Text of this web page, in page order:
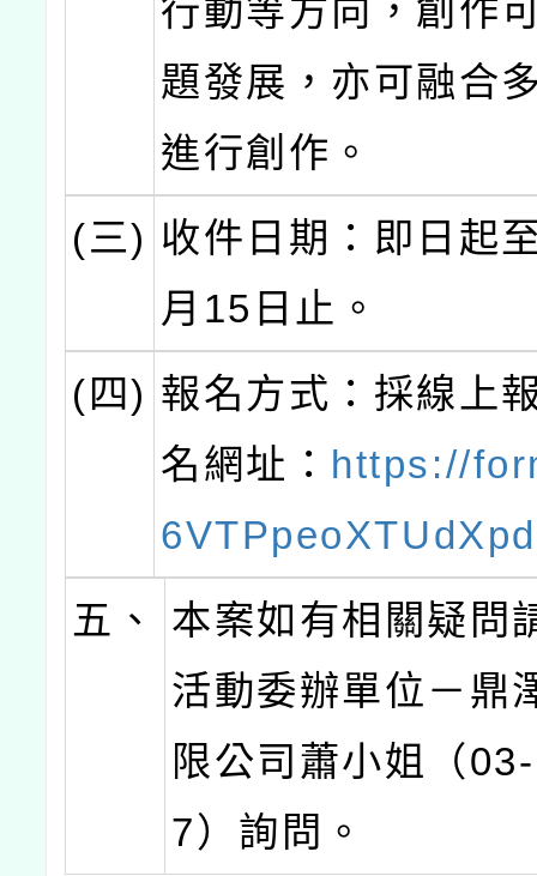
行動等方向，創作
題發展，亦可融合
進行創作。
(三) 收件日期：即日起
月15日止。
(四) 報名方式：採線上
名網址： https://
五、
本案如有相關疑問
活動委辦單位－鼎
限公司蕭小姐（
7）詢問。